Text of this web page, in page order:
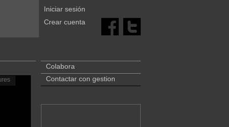
Iniciar sesión
Crear cuenta
Colabora
Contactar con gestion